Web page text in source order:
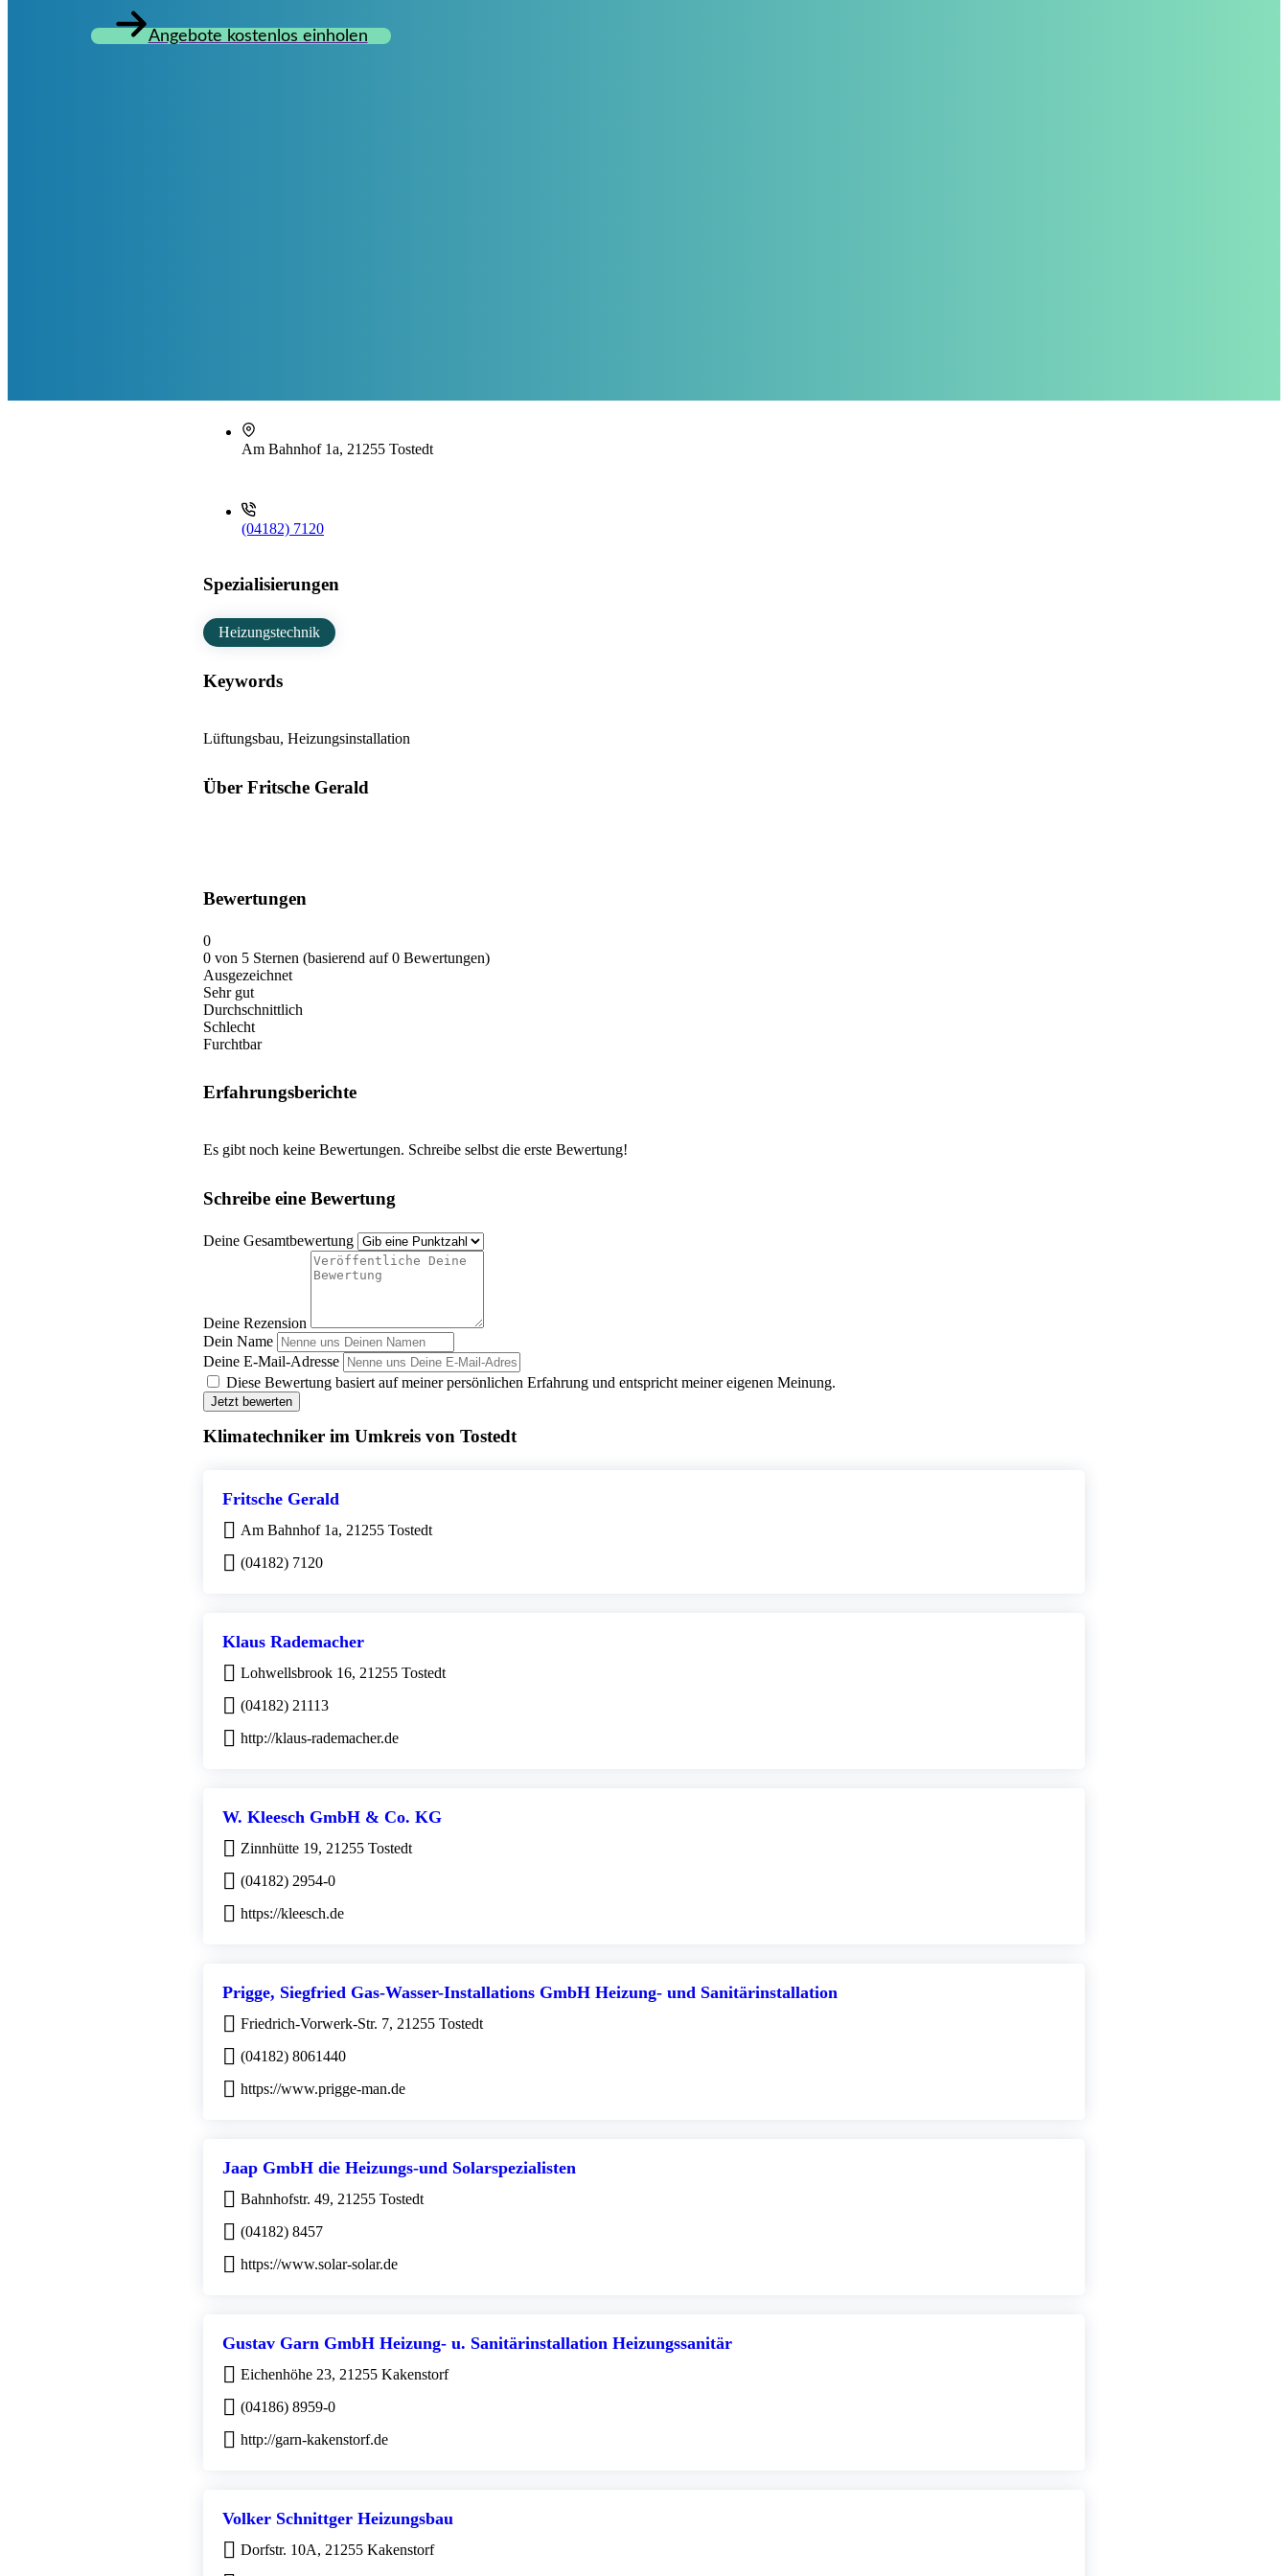
Angebote kostenlos einholen
Am Bahnhof 1a, 21255 Tostedt
(04182) 7120
Spezialisierungen
Heizungstechnik
Keywords
Lüftungsbau, Heizungsinstallation
Über Fritsche Gerald
Bewertungen
0
0 von 5 Sternen (basierend auf 0 Bewertungen)
Ausgezeichnet
Sehr gut
Durchschnittlich
Schlecht
Furchtbar
Erfahrungsberichte
Es gibt noch keine Bewertungen. Schreibe selbst die erste Bewertung!
Schreibe eine Bewertung
Deine Gesamtbewertung
Deine Rezension
Dein Name
Deine E-Mail-Adresse
Diese Bewertung basiert auf meiner persönlichen Erfahrung und entspricht meiner eigenen Meinung.
Jetzt bewerten
Klimatechniker im Umkreis von Tostedt
Fritsche Gerald
Am Bahnhof 1a, 21255 Tostedt
(04182) 7120
Klaus Rademacher
Lohwellsbrook 16, 21255 Tostedt
(04182) 21113
http://klaus-rademacher.de
W. Kleesch GmbH & Co. KG
Zinnhütte 19, 21255 Tostedt
(04182) 2954-0
https://kleesch.de
Prigge, Siegfried Gas-Wasser-Installations GmbH Heizung- und Sanitärinstallation
Friedrich-Vorwerk-Str. 7, 21255 Tostedt
(04182) 8061440
https://www.prigge-man.de
Jaap GmbH die Heizungs-und Solarspezialisten
Bahnhofstr. 49, 21255 Tostedt
(04182) 8457
https://www.solar-solar.de
Gustav Garn GmbH Heizung- u. Sanitärinstallation Heizungssanitär
Eichenhöhe 23, 21255 Kakenstorf
(04186) 8959-0
http://garn-kakenstorf.de
Volker Schnittger Heizungsbau
Dorfstr. 10A, 21255 Kakenstorf